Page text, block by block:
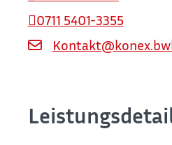
0711 5401-3355